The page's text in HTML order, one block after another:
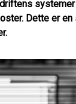
Dette er